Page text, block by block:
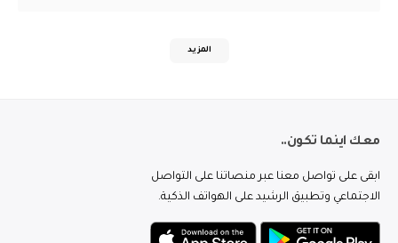
المزيد
معك اينما تكون..
ابقى على تواصل معنا عبر منصاتنا على التواصل
الاجتماعي وتطبيق الرشيد على الهواتف الذكية.